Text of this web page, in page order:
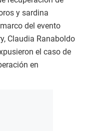
y sardina
del evento
Claudia Ranaboldo
el caso de
en